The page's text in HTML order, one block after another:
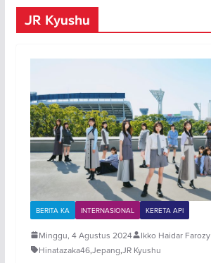
JR Kyushu
BERITA KA INTERNASIONAL KERETA API
Minggu, 4 Agustus 2024
Ikko Haidar Farozy
Hinatazaka46,Jepang,JR Kyushu